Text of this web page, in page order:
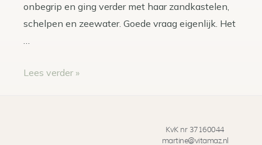
onbegrip en ging verder met haar zandkastelen,
schelpen en zeewater. Goede vraag eigenlijk. Het
…
Lees verder »
KvK nr 37160044
martine@vitamaz.nl